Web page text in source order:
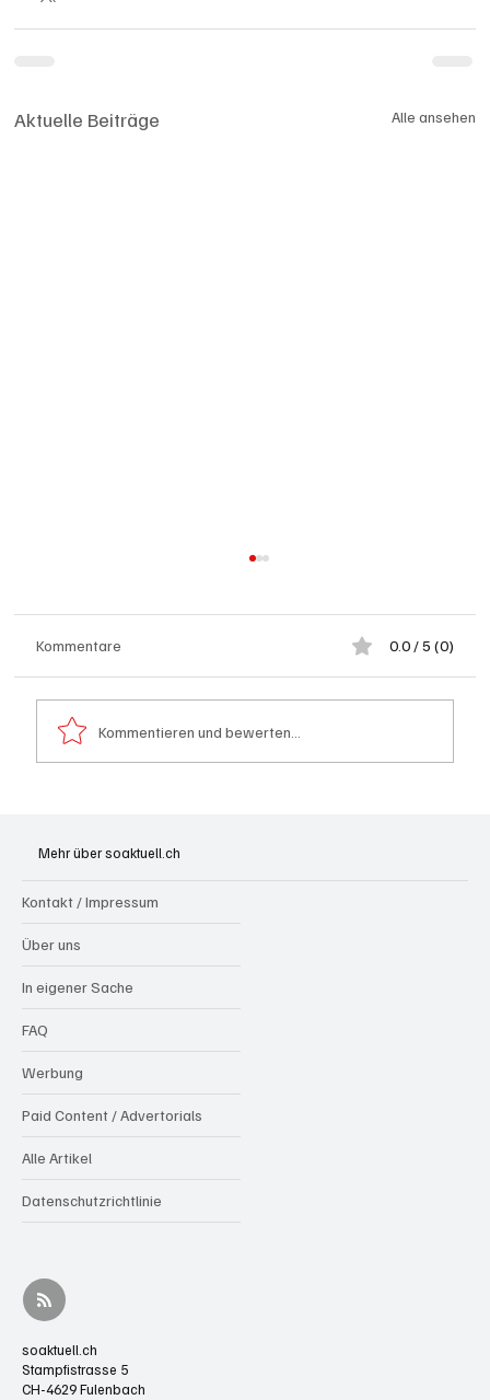
Aktuelle Beiträge Alle ansehen
aufrütteln
Kommentare 0.0 / 5 (0)
Kommentieren und bewerten...
Mehr über soaktuell.ch
Kontakt / Impressum
Über uns
In eigener Sache
FAQ
Werbung
Paid Content / Advertorials
Alle Artikel
Datenschutzrichtlinie
soaktuell.ch
Stampfistrasse 5
CH-4629 Fulenbach